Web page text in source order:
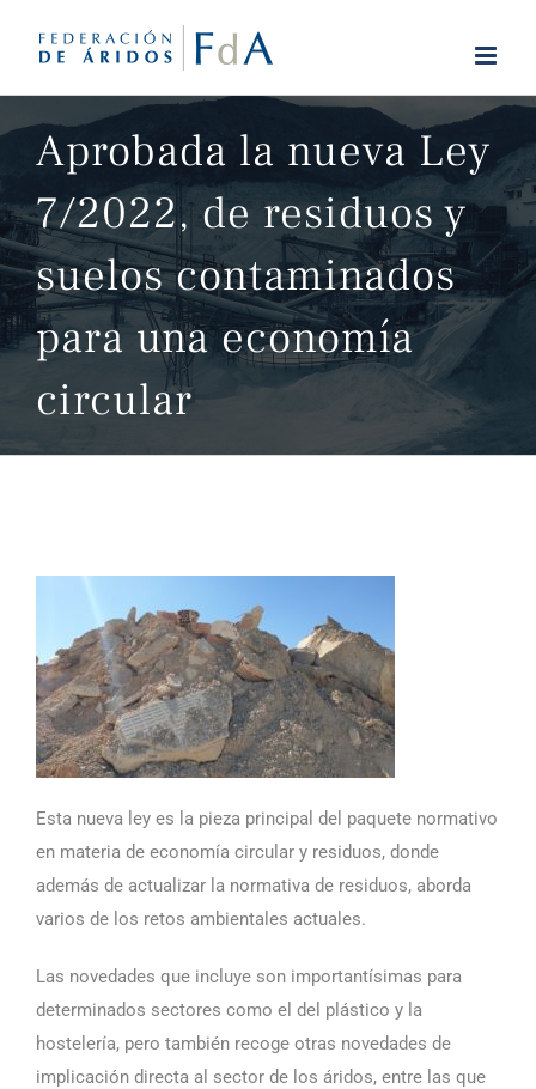
Aprobada la nueva Ley
7/2022, de residuos y
suelos contaminados
para una economía
circular
Esta nueva ley es la pieza principal del paquete normativo
en materia de economía circular y residuos, donde
además de actualizar la normativa de residuos, aborda
varios de los retos ambientales actuales.
Las novedades que incluye son importantísimas para
determinados sectores como el del plástico y la
hostelería, pero también recoge otras novedades de
implicación directa al sector de los áridos, entre las que